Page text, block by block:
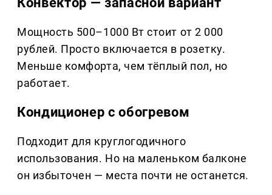
Мощность 500–1000 Вт стоит от 2 000
рублей. Просто включается в розетку.
Меньше комфорта, чем тёплый пол, но
работает.
Кондиционер с обогревом
Подходит для круглогодичного
использования. Но на маленьком балконе
он избыточен — места почти не останется.